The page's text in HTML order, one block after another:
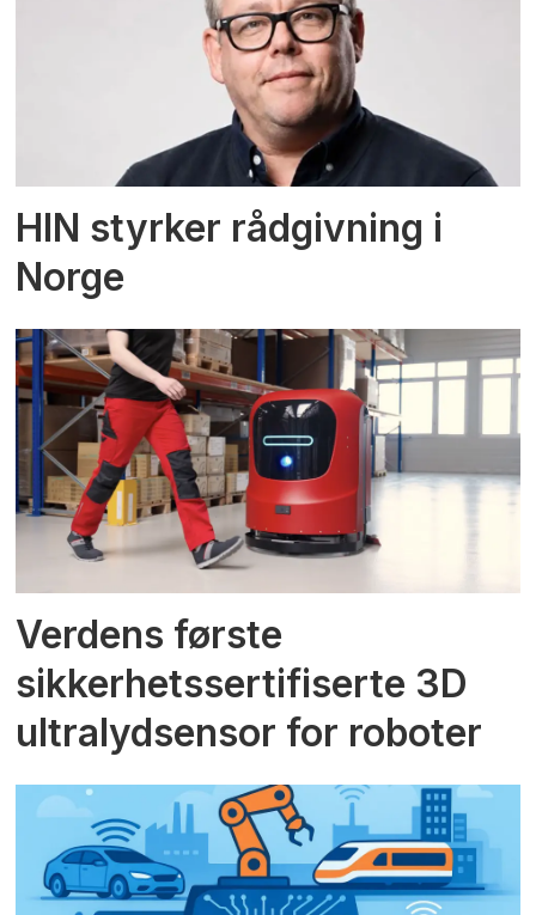
HIN styrker rådgivning i
Norge
Verdens første
sikkerhetssertifiserte 3D
ultralydsensor for roboter